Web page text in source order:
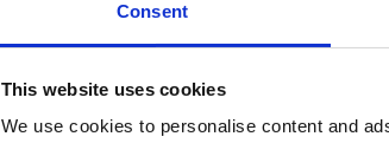
Consent
This website uses cookies
We use cookies to personalise content and